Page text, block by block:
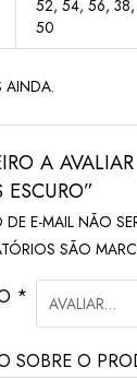
52, 54, 56,
50
AINDA.
A
ESCURO”
DE E-MAIL NÃO
SÃO
*
SOBRE O